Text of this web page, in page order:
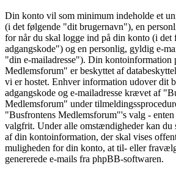
Din konto vil som minimum indeholde et
(i det følgende "dit brugernavn"), en
for når du skal logge ind på din konto (i det
adgangskode") og en personlig, gyldig e-
"din e-mailadresse"). Din kontoinformation
Medlemsforum" er beskyttet af
vi er hostet. Enhver information udover dit
adgangskode og e-mailadresse krævet af
Medlemsforum" under
"Busfrontens Medlemsforum"'s valg -
valgfrit. Under alle omstændigheder kan
af din kontoinformation, der skal vises
muligheden for din konto, at til- eller
genererede e-mails fra phpBB-softwaren.